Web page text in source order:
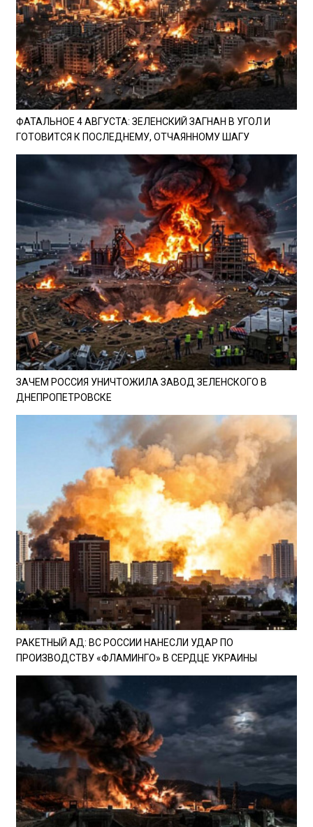
ФАТАЛЬНОЕ 4 АВГУСТА: ЗЕЛЕНСКИЙ ЗАГНАН В УГОЛ И
ГОТОВИТСЯ К ПОСЛЕДНЕМУ, ОТЧАЯННОМУ ШАГУ
ЗАЧЕМ РОССИЯ УНИЧТОЖИЛА ЗАВОД ЗЕЛЕНСКОГО В
ДНЕПРОПЕТРОВСКЕ
РАКЕТНЫЙ АД: ВС РОССИИ НАНЕСЛИ УДАР ПО
ПРОИЗВОДСТВУ «ФЛАМИНГО» В СЕРДЦЕ УКРАИНЫ